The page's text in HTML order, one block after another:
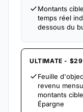
Montants
temps réel
dessous du
ULTIMATE - $29
Feuille
revenu
montants
Épargne